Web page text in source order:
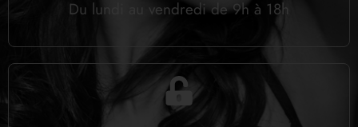
Du lundi au vendredi de 9h à 18h